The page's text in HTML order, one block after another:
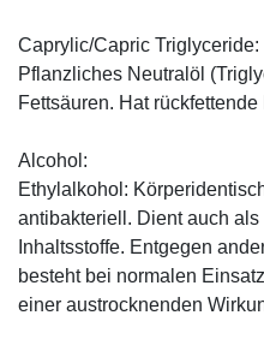
Caprylic/Capric Triglyceride:
Pflanzliches Neutralöl
Fettsäuren. Hat
Alcohol:
Ethylalkohol:
antibakteriell. Dient auch
Inhaltsstoffe. Entgegen
besteht bei normalen
einer austrocknenden